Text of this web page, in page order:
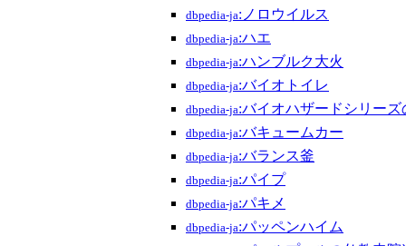
dbpedia-ja:ノロウイルス
dbpedia-ja:ハエ
dbpedia-ja:ハンブルク大火
dbpedia-ja:バイオトイレ
dbpedia-ja:バイオハザードシリーズ
dbpedia-ja:バキュームカー
dbpedia-ja:バランス釜
dbpedia-ja:パイプ
dbpedia-ja:パキメ
dbpedia-ja:パッペンハイム